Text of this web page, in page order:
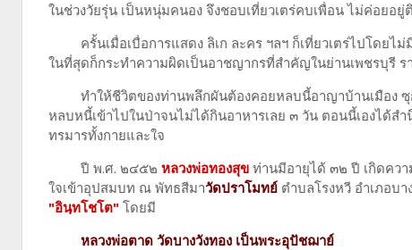
ในช่วงวัยรุ่น เป็นหนุ่มคนอง จึงชอบเที่ยวเตร่คบเพื่อน ไม่ค่อย
ครั้นเมื่อเบื่อการแสดง ลิเก ละคร ฯลฯ ก็เที่ยวเตร่ไปโดยไ
ในที่สุดก็กระทำความผิดเป็นอาชญากรที่สำคัญในย่านเพชรบุรี ร
ทำให้ชีวิตของท่านพลึกผันต้องคอยหลบนี้อาญาบ้านเมือง ซุ
หลบหนี้เข้าไปในป่าจนไม่ได้กินอาหารเลย ๓ วัน ตอนนี้เองได้
ทรมารทั้งกายและใจ
ปี พ.ศ. ๒๔๕๒ หลวงพ่อทองสุข ท่านมีอายุได้ ๓๒ ปี เกิดคว
ใจเข้าอุปสมบท ณ พัทธสีมาวัดปราโมทย์ ตำบลโรงหวี อำเภอบ
"อินฺทโชโต" โดยมี
หลวงพ่อตาด วัดบางวังทอง เป็นพระอุปัชฌาย์